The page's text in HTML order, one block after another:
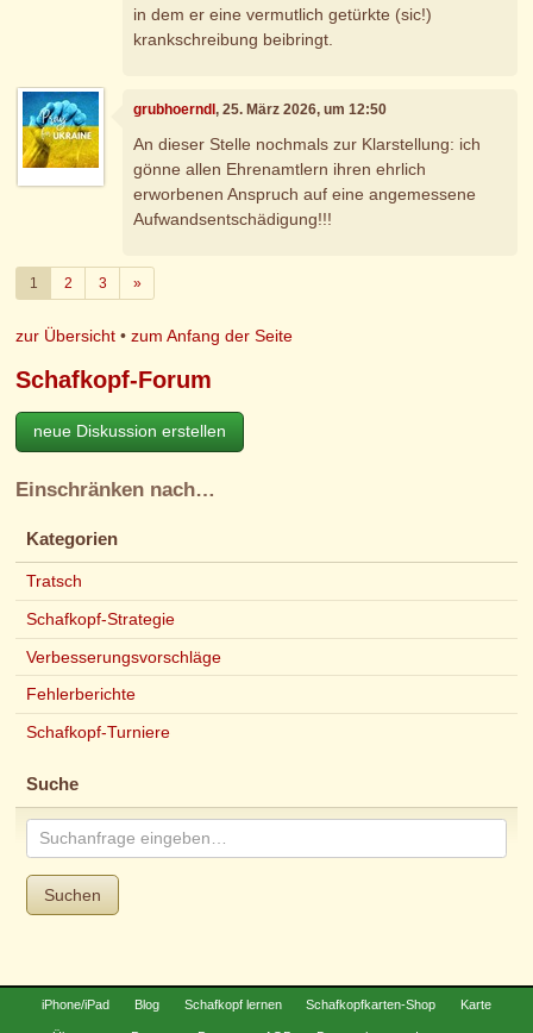
in dem er eine vermutlich getürkte (sic!)
krankschreibung beibringt.
grubhoerndl, 25. März 2026, um 12:50
An dieser Stelle nochmals zur Klarstellung: ich
gönne allen Ehrenamtlern ihren ehrlich
erworbenen Anspruch auf eine angemessene
Aufwandsentschädigung!!!
1 2 3 »Weiter
zur Übersicht •zum Anfang der Seite
Schafkopf-Forum
neue Diskussion erstellen
Einschränken nach…
Kategorien
Tratsch
Schafkopf-Strategie
Verbesserungsvorschläge
Fehlerberichte
Schafkopf-Turniere
Suche
Suchen
iPhone/iPad Blog Schafkopf lernen Schafkopfkarten-Shop Karte